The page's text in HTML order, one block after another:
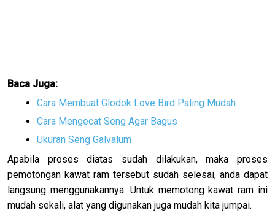
Baca Juga:
Cara Membuat Glodok Love Bird Paling Mudah
Cara Mengecat Seng Agar Bagus
Ukuran Seng Galvalum
Apabila proses diatas sudah dilakukan, maka proses
pemotongan kawat ram tersebut sudah selesai, anda dapat
langsung menggunakannya. Untuk memotong kawat ram ini
mudah sekali, alat yang digunakan juga mudah kita jumpai.